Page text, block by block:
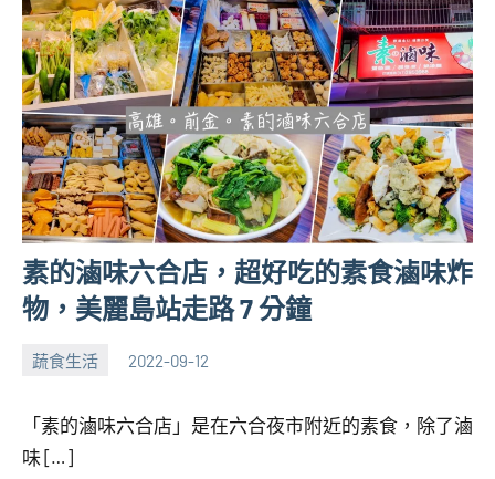
素的滷味六合店，超好吃的素食滷味炸
物，美麗島站走路 7 分鐘
蔬食生活 2022-09-12
張
芋
No
「素的滷味六合店」是在六合夜市附近的素食，除了滷
味 […]